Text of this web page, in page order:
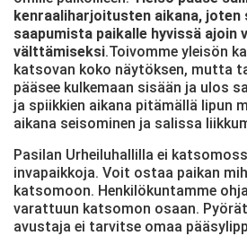
kenraaliharjoitusten aikana,
saapumista paikalle hyvissä ajoin
välttämiseksi.Toivomme yleisön
katsovan koko näytöksen, mutta
pääsee kulkemaan sisään ja ulos
ja spiikkien aikana pitämällä lipun
aikana seisominen ja salissa
Pasilan Urheiluhallilla ei
invapaikkoja. Voit ostaa paikan
katsomoon. Henkilökuntamme
varattuun katsomon osaan.
avustaja ei tarvitse omaa